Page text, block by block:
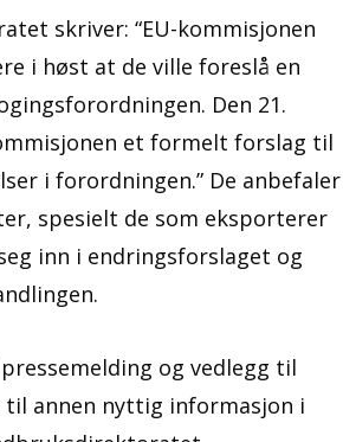
skriver: “EU-kommisjonen
i høst at de ville foreslå en
Den 21.
et formelt forslag til
i forordningen.” De anbefaler
spesielt de som eksporterer
inn i endringsforslaget og
og vedlegg til
til annen nyttig informasjon i